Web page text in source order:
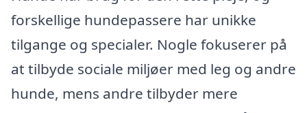
forskellige hundepassere har unikke
tilgange og specialer. Nogle fokuserer på
at tilbyde sociale miljøer med leg og andre
hunde, mens andre tilbyder mere